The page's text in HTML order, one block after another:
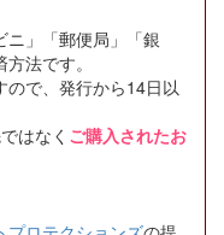
ニ」「郵便局」「銀
法です。
で、発行から14日以
はなく ご購入されたお